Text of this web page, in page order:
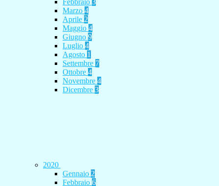
Febbraio 3
Marzo 4
Aprile 2
Maggio 4
Giugno 9
Luglio 4
Agosto 1
Settembre 7
Ottobre 4
Novembre 4
Dicembre 3
2020
Gennaio 2
Febbraio 6